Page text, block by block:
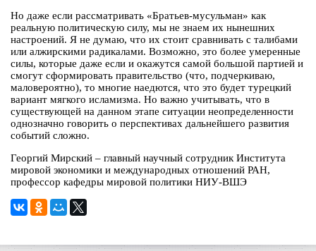
Но даже если рассматривать «Братьев-мусульман» как
реальную политическую силу, мы не знаем их нынешних
настроений. Я не думаю, что их стоит сравнивать с талибами
или алжирскими радикалами. Возможно, это более умеренные
силы, которые даже если и окажутся самой большой партией и
смогут сформировать правительство (что, подчеркиваю,
маловероятно), то многие наедются, что это будет турецкий
вариант мягкого исламизма. Но важно учитывать, что в
существующей на данном этапе ситуации неопределенности
однозначно говорить о перспективах дальнейшего развития
событий сложно.
Георгий Мирский – главный научный сотрудник Института
мировой экономики и международных отношений РАН,
профессор кафедры мировой политики НИУ-ВШЭ